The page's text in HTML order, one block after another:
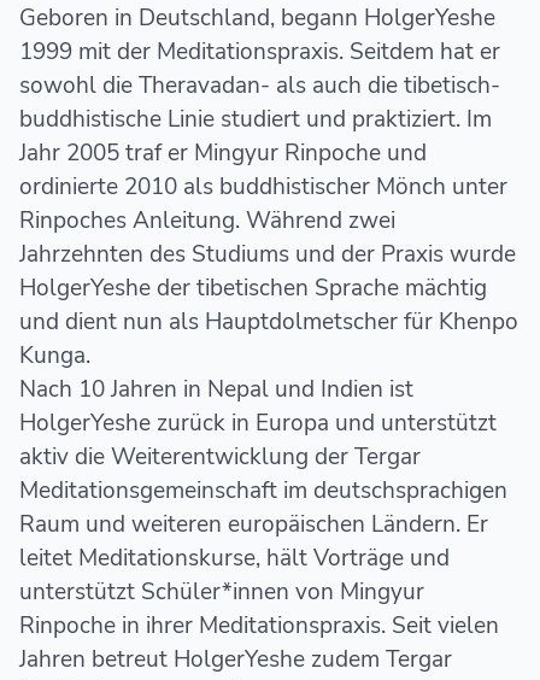
Geboren in Deutschland, begann HolgerYeshe
1999 mit der Meditationspraxis. Seitdem hat er
sowohl die Theravadan- als auch die tibetisch-
buddhistische Linie studiert und praktiziert. Im
Jahr 2005 traf er Mingyur Rinpoche und
ordinierte 2010 als buddhistischer Mönch unter
Rinpoches Anleitung. Während zwei
Jahrzehnten des Studiums und der Praxis wurde
HolgerYeshe der tibetischen Sprache mächtig
und dient nun als Hauptdolmetscher für Khenpo
Kunga.
Nach 10 Jahren in Nepal und Indien ist
HolgerYeshe zurück in Europa und unterstützt
aktiv die Weiterentwicklung der Tergar
Meditationsgemeinschaft im deutschsprachigen
Raum und weiteren europäischen Ländern. Er
leitet Meditationskurse, hält Vorträge und
unterstützt Schüler*innen von Mingyur
Rinpoche in ihrer Meditationspraxis. Seit vielen
Jahren betreut HolgerYeshe zudem Tergar